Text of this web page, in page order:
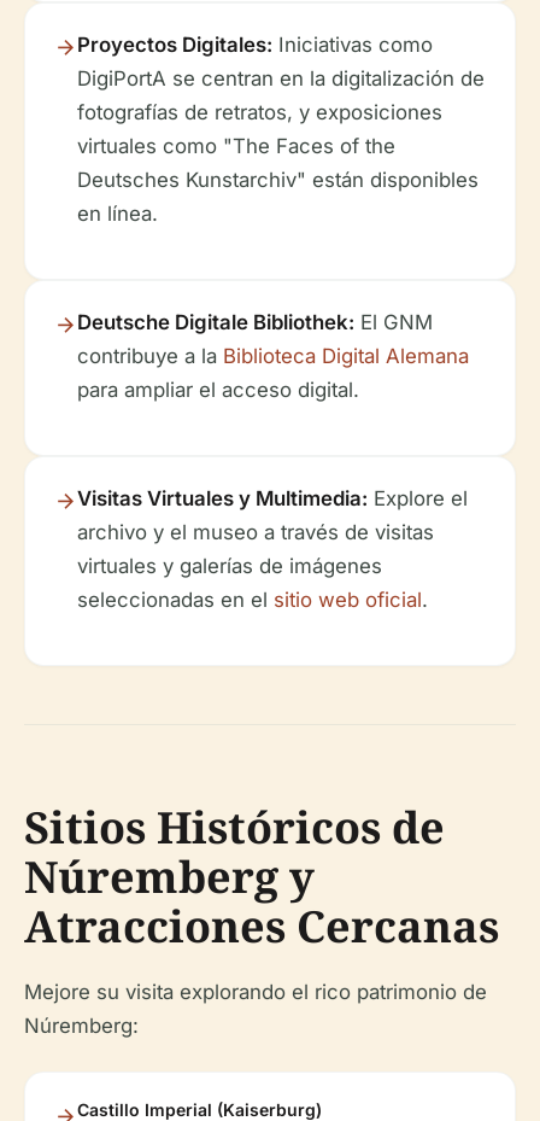
Proyectos Digitales: Iniciativas como
DigiPortA se centran en la digitalización de
fotografías de retratos, y exposiciones
virtuales como "The Faces of the
Deutsches Kunstarchiv" están disponibles
en línea.
Deutsche Digitale Bibliothek: El GNM
contribuye a la Biblioteca Digital Alemana
para ampliar el acceso digital.
Visitas Virtuales y Multimedia: Explore el
archivo y el museo a través de visitas
virtuales y galerías de imágenes
seleccionadas en el sitio web oficial.
Sitios Históricos de
Núremberg y
Atracciones Cercanas
Mejore su visita explorando el rico patrimonio de
Núremberg:
Castillo Imperial (Kaiserburg)